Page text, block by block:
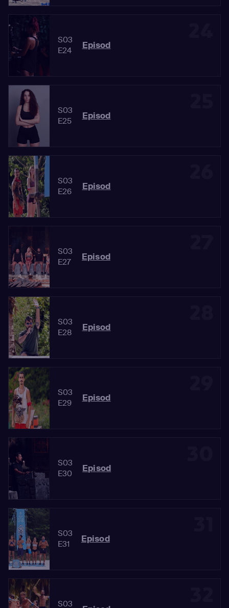
S03
E24
Episod
S03
E25
Episod
S03
E26
Episod
S03
E27
Episod
S03
E28
Episod
S03
E29
Episod
S03
E30
Episod
S03
E31
Episod
S03